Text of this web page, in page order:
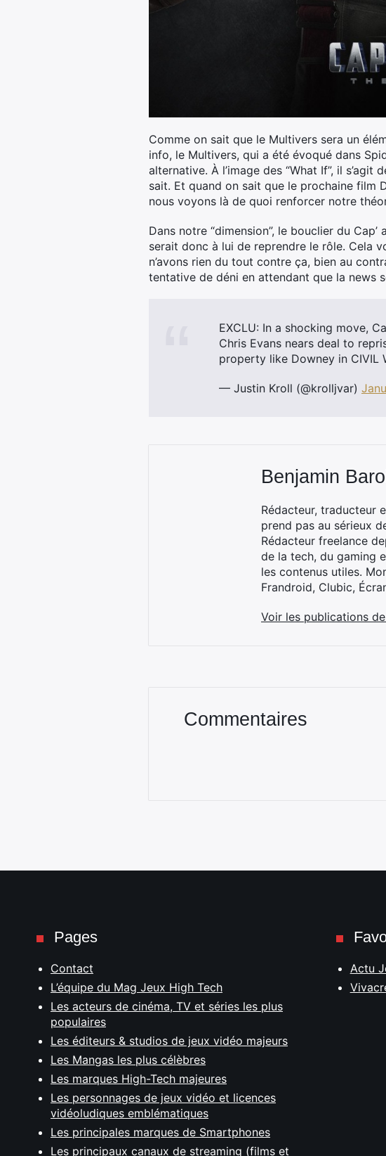
Comme on sait que le Multivers sera un
info, le Multivers, qui a été évoqué dans
alternative. À l’image des “What If”, il
sait. Et quand on sait que le prochaine film
nous voyons là de quoi renforcer notre
Dans notre “dimension”, le bouclier du
serait donc à lui de reprendre le rôle. Cela
n’avons rien du tout contre ça, bien au
tentative de déni en attendant que la news
EXCLU: In a shocking move,
Chris Evans nears deal to
property like Downey in CIVIL
— Justin Kroll (@krolljvar)
Benjamin
Rédacteur, traducteur
prend pas au sérieux
Rédacteur freelance
de la tech, du gaming
les contenus utiles.
Frandroid, Clubic,
Voir les publications
Commentaires
Pages
Contact
L’équipe du Mag Jeux High Tech
Les acteurs de cinéma, TV et séries les plus
populaires
Les éditeurs & studios de jeux vidéo majeurs
Les Mangas les plus célèbres
Les marques High-Tech majeures
Les personnages de jeux vidéo et licences
vidéoludiques emblématiques
Les principales marques de Smartphones
Les principaux canaux de streaming (films et
Actu